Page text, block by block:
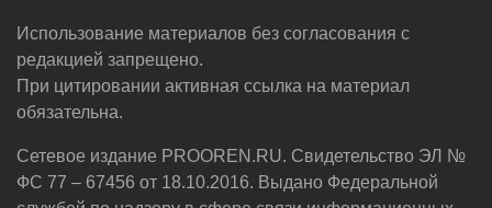
Использование материалов без согласования с
редакцией запрещено.
При цитировании активная ссылка на материал
обязательна.
Сетевое издание PROOREN.RU. Свидетельство ЭЛ №
ФС 77 – 67456 от 18.10.2016. Выдано Федеральной